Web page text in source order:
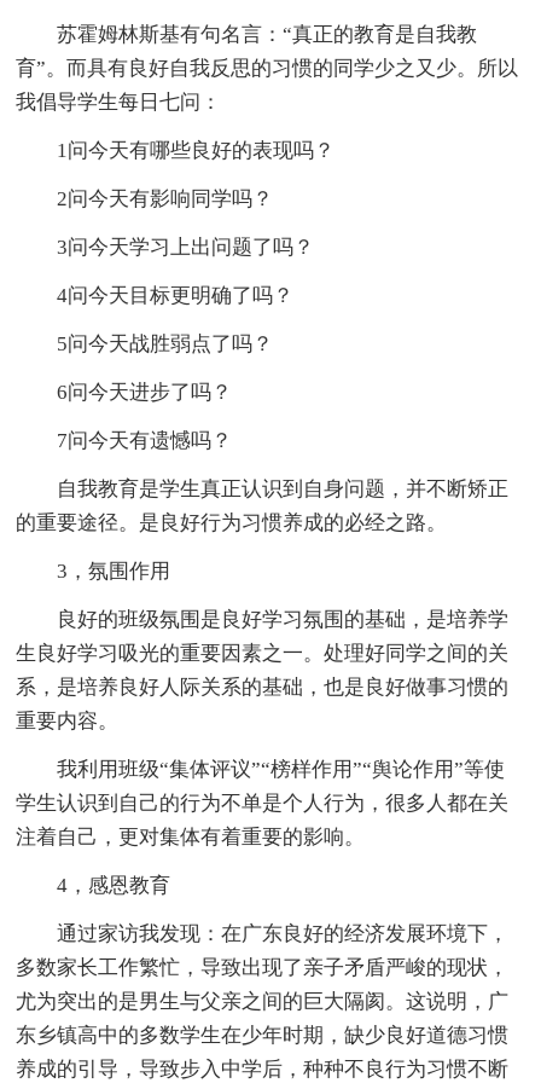
苏霍姆林斯基有句名言：“真正的教育是自我教
育”。而具有良好自我反思的习惯的同学少之又少。所以
我倡导学生每日七问：
1问今天有哪些良好的表现吗？
2问今天有影响同学吗？
3问今天学习上出问题了吗？
4问今天目标更明确了吗？
5问今天战胜弱点了吗？
6问今天进步了吗？
7问今天有遗憾吗？
自我教育是学生真正认识到自身问题，并不断矫正
的重要途径。是良好行为习惯养成的必经之路。
3，氛围作用
良好的班级氛围是良好学习氛围的基础，是培养学
生良好学习吸光的重要因素之一。处理好同学之间的关
系，是培养良好人际关系的基础，也是良好做事习惯的
重要内容。
我利用班级“集体评议”“榜样作用”“舆论作用”等使
学生认识到自己的行为不单是个人行为，很多人都在关
注着自己，更对集体有着重要的影响。
4，感恩教育
通过家访我发现：在广东良好的经济发展环境下，
多数家长工作繁忙，导致出现了亲子矛盾严峻的现状，
尤为突出的是男生与父亲之间的巨大隔阂。这说明，广
东乡镇高中的多数学生在少年时期，缺少良好道德习惯
养成的引导，导致步入中学后，种种不良行为习惯不断